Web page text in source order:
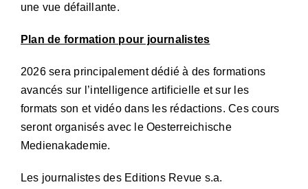
une vue défaillante.
Plan de formation pour journalistes
2026 sera principalement dédié à des formations
avancés sur l’intelligence artificielle et sur les
formats son et vidéo dans les rédactions. Ces cours
seront organisés avec le Oesterreichische
Medienakademie.
Les journalistes des Editions Revue s.a.